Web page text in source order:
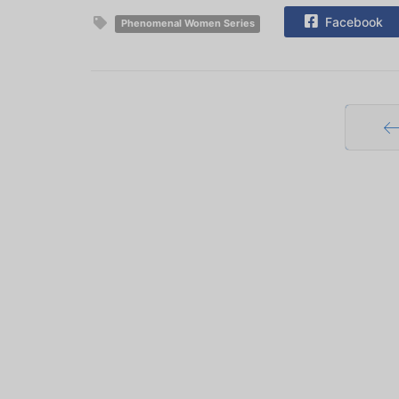
Phenomenal Women Series Facebook